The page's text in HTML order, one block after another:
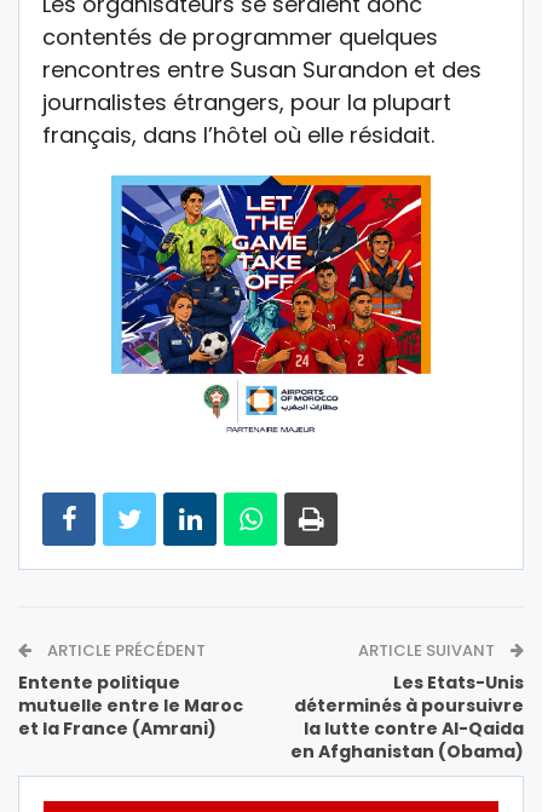
contentés de programmer quelques
rencontres entre Susan Surandon et des
journalistes étrangers, pour la plupart
français, dans l’hôtel où elle résidait.
ARTICLE PRÉCÉDENT
Entente politique
mutuelle entre le Maroc
et la France (Amrani)
ARTICLE SUIVANT
Les Etats-Unis
déterminés à poursuivre
la lutte contre Al-Qaida
en Afghanistan (Obama)